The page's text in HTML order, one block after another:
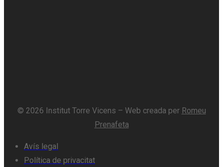
© 2026 Institut Torre Vicens – Web creada per Romeu
Prenafeta
Avís legal
Política de privacitat